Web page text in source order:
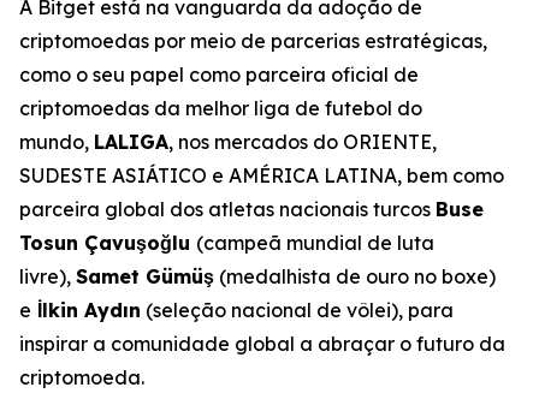
A Bitget está na vanguarda da adoção de
criptomoedas por meio de parcerias estratégicas,
como o seu papel como parceira oficial de
criptomoedas da melhor liga de futebol do
mundo, LALIGA, nos mercados do ORIENTE,
SUDESTE ASIÁTICO e AMÉRICA LATINA, bem como
parceira global dos atletas nacionais turcos Buse
Tosun Çavuşoğlu (campeã mundial de luta
livre), Samet Gümüş (medalhista de ouro no boxe)
e İlkin Aydın (seleção nacional de vôlei), para
inspirar a comunidade global a abraçar o futuro da
criptomoeda.